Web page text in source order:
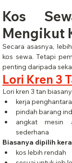
Kos
Mengikut
Secara asasnya,
kos sewa. Tetapi
penting daripada
Lori Kren 3
Lori kren 3 tan
kerja
pindah barang
angkat mesin
sederhana
Biasanya dipilih
kos lebih rendah